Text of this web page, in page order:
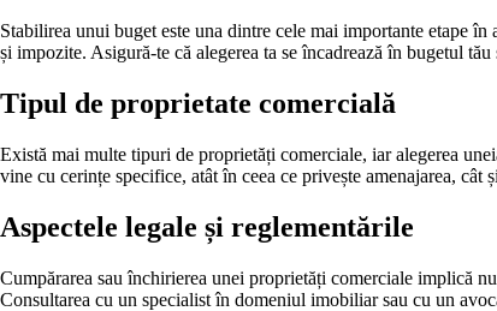
Stabilirea unui buget este una dintre cele mai importante etape
și impozite. Asigură-te că alegerea ta se încadrează în bugetul
Tipul de proprietate comercială
Există mai multe tipuri de proprietăți comerciale, iar alegerea
vine cu cerințe specifice, atât în ceea ce privește amenajarea,
Aspectele legale și reglementările
Cumpărarea sau închirierea unei proprietăți comerciale implică
Consultarea cu un specialist în domeniul imobiliar sau cu un